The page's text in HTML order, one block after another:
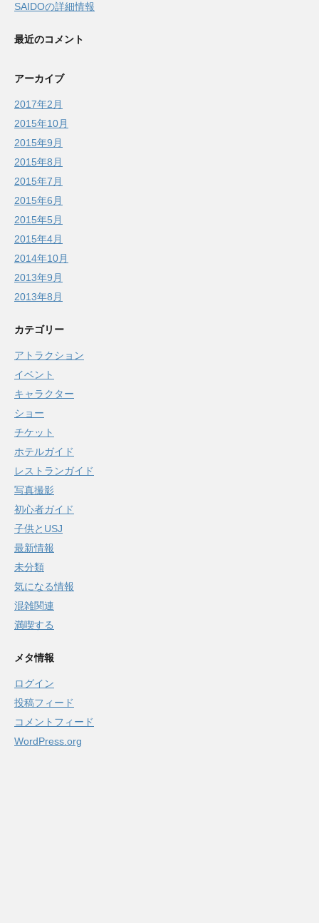
SAIDOの詳細情報
最近のコメント
アーカイブ
2017年2月
2015年10月
2015年9月
2015年8月
2015年7月
2015年6月
2015年5月
2015年4月
2014年10月
2013年9月
2013年8月
カテゴリー
アトラクション
イベント
キャラクター
ショー
チケット
ホテルガイド
レストランガイド
写真撮影
初心者ガイド
子供とUSJ
最新情報
未分類
気になる情報
混雑関連
満喫する
メタ情報
ログイン
投稿フィード
コメントフィード
WordPress.org